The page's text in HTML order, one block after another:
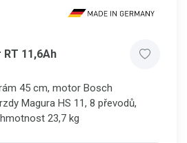
RT 11,6Ah
45 cm, motor Bosch
Magura HS 11, 8 převodů,
23,7 kg